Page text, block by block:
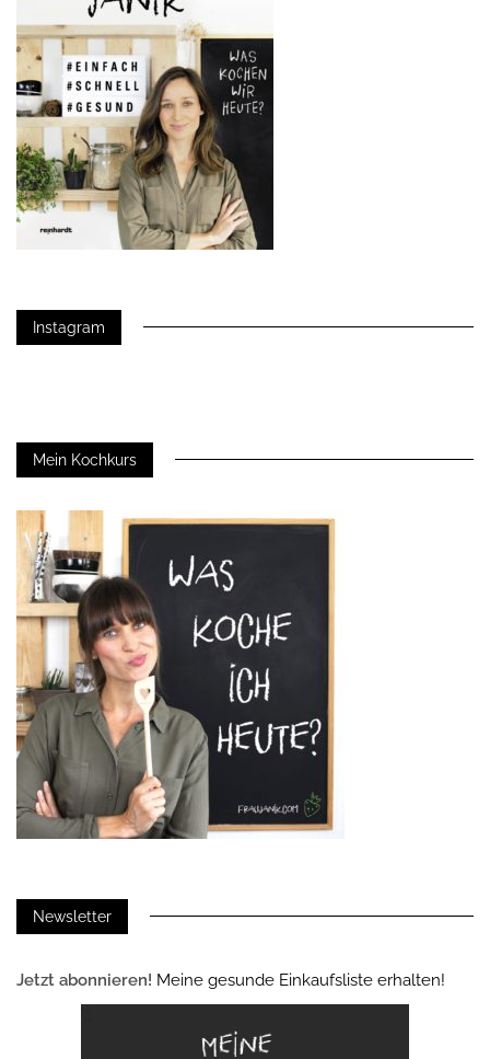
Instagram
Mein Kochkurs
Newsletter
Jetzt abonnieren! Meine gesunde Einkaufsliste erhalten!